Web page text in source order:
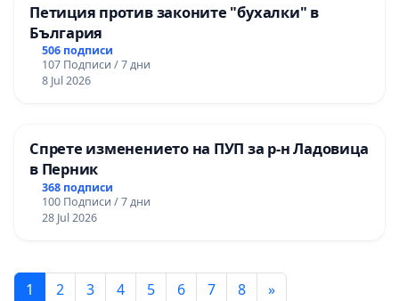
Петиция против законите "бухалки" в
България
506 подписи
107 Подписи / 7 дни
8 Jul 2026
Спрете изменението на ПУП за р-н Ладовица
в Перник
368 подписи
100 Подписи / 7 дни
28 Jul 2026
1 2 3 4 5 6 7 8 »